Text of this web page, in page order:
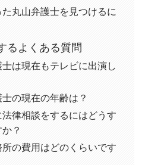
丸山弁護士を見つけるに
るよくある質問
は現在もテレビに出演し
の現在の年齢は？
律相談をするにはどうす
？
の費用はどのくらいです